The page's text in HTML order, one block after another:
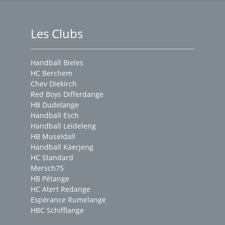
Les Clubs
Handball Bieles
HC Berchem
Chev Diekirch
Red Boys Differdange
HB Dudelange
Handball Esch
Handball Leideleng
HB Museldall
Handball Käerjeng
HC Standard
Mersch75
HB Pétange
HC Atert Redange
Espérance Rumelange
HBC Schifflange